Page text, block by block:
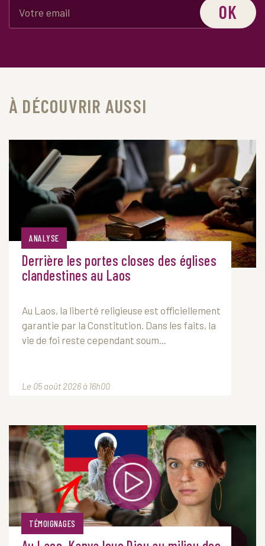
OK
À DÉCOUVRIR AUSSI
ANALYSE
Derrière les portes closes des églises
clandestines au Laos
Au Laos, la liberté religieuse est officiellement
garantie par la Constitution. Dans les faits, la
vie de foi reste cependant soum...
Le 05 août 2026 à 16h00
TÉMOIGNAGES